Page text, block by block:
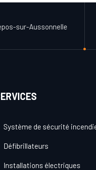
sur-Aussonnelle
Système de sécurité
Défibrillateurs
Installations électriques